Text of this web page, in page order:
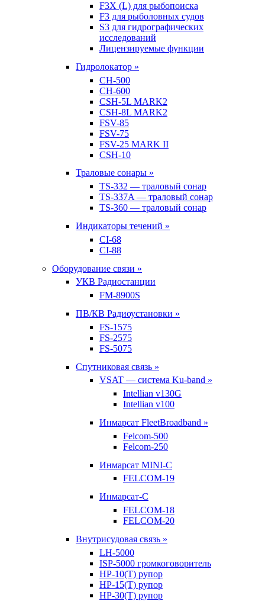
F3X (L) для рыбопоиска
F3 для рыболовных судов
S3 для гидрографических
исследований
Лицензируемые функции
Гидролокатор »
CH-500
CH-600
CSH-5L MARK2
CSH-8L MARK2
FSV-85
FSV-75
FSV-25 MARK II
CSH-10
Траловые сонары »
TS-332 — траловый сонар
TS-337A — траловый сонар
TS-360 — траловый сонар
Индикаторы течений »
CI-68
CI-88
Оборудование связи »
УКВ Радиостанции
FM-8900S
ПВ/КВ Радиоустановки »
FS-1575
FS-2575
FS-5075
Спутниковая связь »
VSAT — система Ku-band »
Intellian v130G
Intellian v100
Инмарсат FleetBroadband »
Felcom-500
Felcom-250
Инмарсат MINI-C
FELCOM-19
Инмарсат-С
FELCOM-18
FELCOM-20
Внутрисудовая связь »
LH-5000
ISP-5000 громкоговоритель
HP-10(T) рупор
HP-15(T) рупор
HP-30(T) рупор